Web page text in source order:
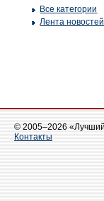
Все категории
Лента новостей
© 2005–2026
Контакты